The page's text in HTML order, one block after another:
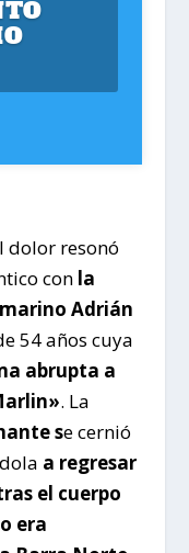
dolor resonó
conla
Adrián
54 años cuya
abrupta a
. La
se cernió
a regresar
el cuerpo
era